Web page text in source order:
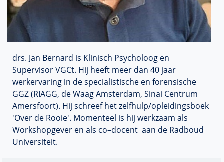
drs. Jan Bernard is Klinisch Psycholoog en
Supervisor VGCt. Hij heeft meer dan 40 jaar
werkervaring in de specialistische en forensische
GGZ (RIAGG, de Waag Amsterdam, Sinai Centrum
Amersfoort). Hij schreef het zelfhulp/opleidingsboek
'Over de Rooie'. Momenteel is hij werkzaam als
Workshopgever en als co–docent aan de Radboud
Universiteit.